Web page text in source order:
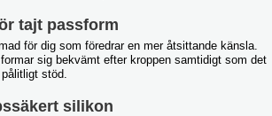
tajt passform
för dig som föredrar en mer åtsittande känsla.
sig bekvämt efter kroppen samtidigt som det
stöd.
silikon